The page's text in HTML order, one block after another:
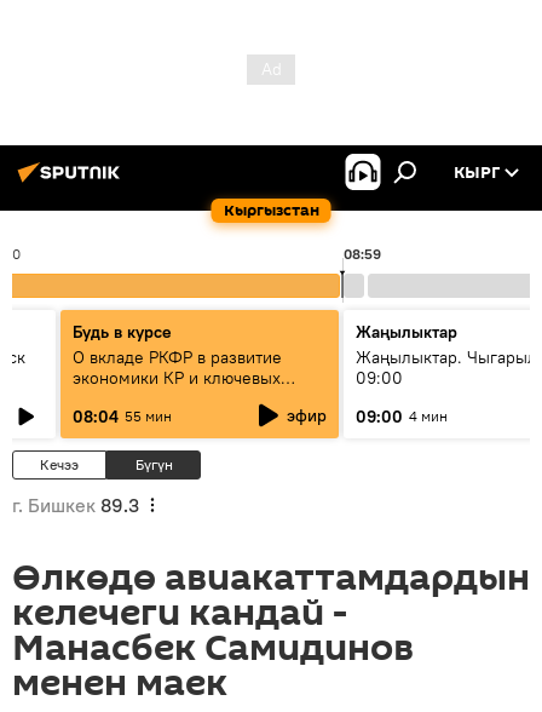
Кыргызстан
КЫРГ
08:59
Будь в курсе
О вкладе РКФР в развитие
экономики КР и ключевых
08:04 55 мин эфир
Жаңылыктар
Жаңылыктар.
09:00
09:00 4 мин
Кечээ Бүгүн
г. Бишкек 89.3
Өлкөдө авиакаттамдардын
келечеги кандай -
Манасбек Самидинов
менен маек